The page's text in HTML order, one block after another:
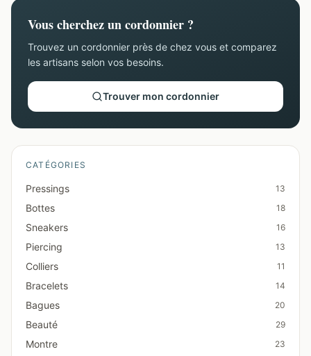
Vous cherchez un cordonnier ?
Trouvez un cordonnier près de chez vous et comparez
les artisans selon vos besoins.
Trouver mon cordonnier
CATÉGORIES
Pressings 13
Bottes 18
Sneakers 16
Piercing 13
Colliers 11
Bracelets 14
Bagues 20
Beauté 29
Montre 23